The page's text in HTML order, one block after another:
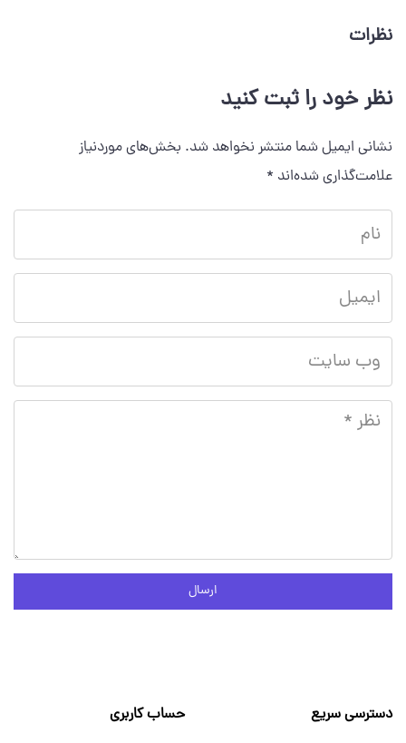
نظرات
نظر خود را ثبت کنید
نشانی ایمیل شما منتشر نخواهد شد. بخش‌های موردنیاز
علامت‌گذاری شده‌اند *
ارسال
دسترسی سریع
حساب کاربری